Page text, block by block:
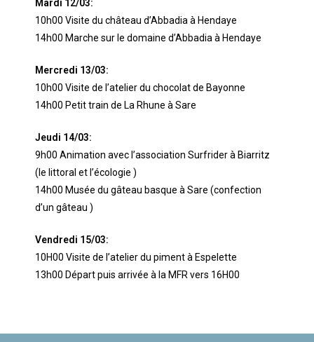
Mardi 12/03:
10h00 Visite du château d’Abbadia à Hendaye
14h00 Marche sur le domaine d’Abbadia à Hendaye
Mercredi 13/03:
10h00 Visite de l’atelier du chocolat de Bayonne
14h00 Petit train de La Rhune à Sare
Jeudi 14/03:
9h00 Animation avec l’association Surfrider à Biarritz
(le littoral et l’écologie )
14h00 Musée du gâteau basque à Sare (confection
d’un gâteau )
Vendredi 15/03:
10H00 Visite de l’atelier du piment à Espelette
13h00 Départ puis arrivée à la MFR vers 16H00